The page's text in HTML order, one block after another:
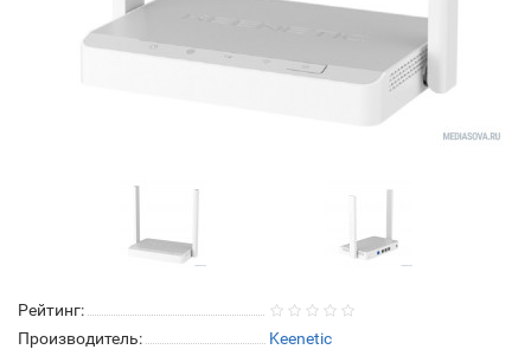
Рейтинг:
Производитель:
Keenetic